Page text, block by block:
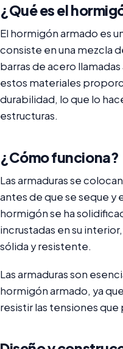
¿Qué es el
El hormigón armado es
consiste en una mezcla
barras de acero
estos materiales
durabilidad, lo que lo
estructuras.
¿Cómo funciona?
Las armaduras se
antes de que se seque y
hormigón se ha
incrustadas en su
sólida y resistente.
Las armaduras son
hormigón armado, ya
resistir las tensiones que